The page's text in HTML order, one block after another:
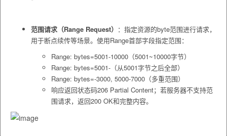
范围请求（Range Request） ：指定资源的byte范围进行请求，
用于断点续传等场景。使用Range首部字段指定范围：
Range: bytes=5001-10000 （5001~10000字节）
Range: bytes=5001- （从5001字节之后全部）
Range: bytes=-3000, 5000-7000 （多重范围）
响应返回状态码206 Partial Content；若服务器不支持范
围请求，返回200 OK和完整内容。